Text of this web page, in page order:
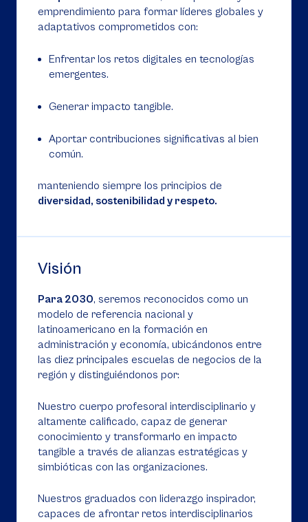
emprendimiento para formar líderes globales y
adaptativos comprometidos con:
Enfrentar los retos digitales en tecnologías
emergentes.
Generar impacto tangible.
Aportar contribuciones significativas al bien
común.
manteniendo siempre los principios de
diversidad, sostenibilidad y respeto.
Visión
Para 2030, seremos reconocidos como un
modelo de referencia nacional y
latinoamericano en la formación en
administración y economía, ubicándonos entre
las diez principales escuelas de negocios de la
región y distinguiéndonos por:
Nuestro cuerpo profesoral interdisciplinario y
altamente calificado, capaz de generar
conocimiento y transformarlo en impacto
tangible a través de alianzas estratégicas y
simbióticas con las organizaciones.
Nuestros graduados con liderazgo inspirador,
capaces de afrontar retos interdisciplinarios